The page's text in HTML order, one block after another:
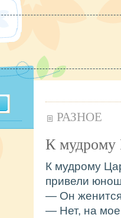
РАЗНОЕ
К
К мудрому
привели
— Он
— Нет, на